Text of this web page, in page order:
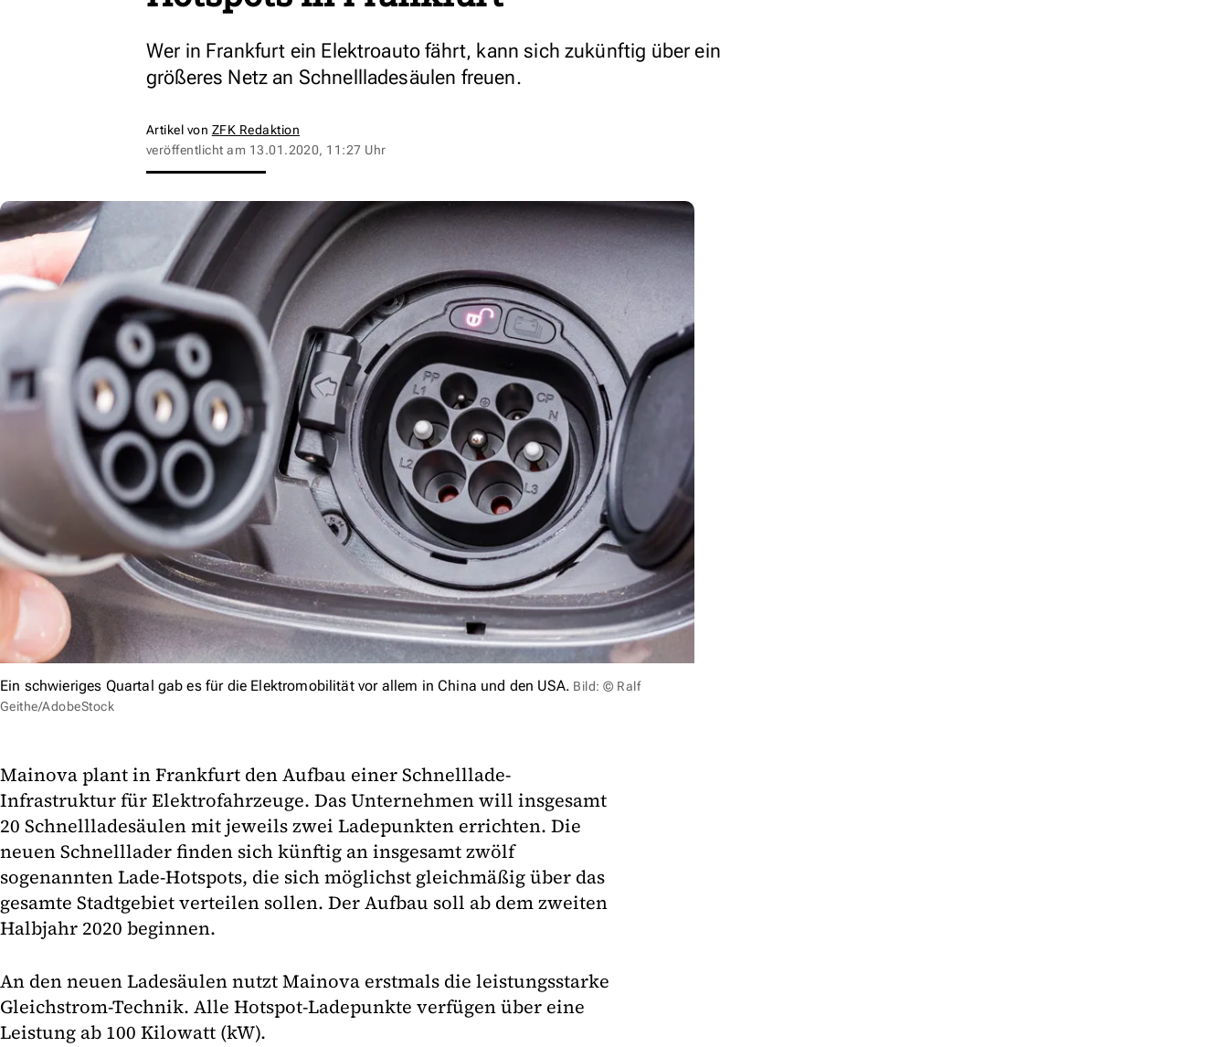
Wer in Frankfurt ein Elektroauto fährt, kann sich zukünftig über ein
größeres Netz an Schnellladesäulen freuen.
Artikel von ZFK Redaktion
veröffentlicht am 13.01.2020, 11:27 Uhr
Ein schwieriges Quartal gab es für die Elektromobilität vor allem in China und den USA. Bild: © Ralf
Geithe/AdobeStock
Mainova plant in Frankfurt den Aufbau einer Schnelllade-
Infrastruktur für Elektrofahrzeuge. Das Unternehmen will insgesamt
20 Schnellladesäulen mit jeweils zwei Ladepunkten errichten. Die
neuen Schnelllader finden sich künftig an insgesamt zwölf
sogenannten Lade-Hotspots, die sich möglichst gleichmäßig über das
gesamte Stadtgebiet verteilen sollen. Der Aufbau soll ab dem zweiten
Halbjahr 2020 beginnen.
An den neuen Ladesäulen nutzt Mainova erstmals die leistungsstarke
Gleichstrom-Technik. Alle Hotspot-Ladepunkte verfügen über eine
Leistung ab 100 Kilowatt (kW).